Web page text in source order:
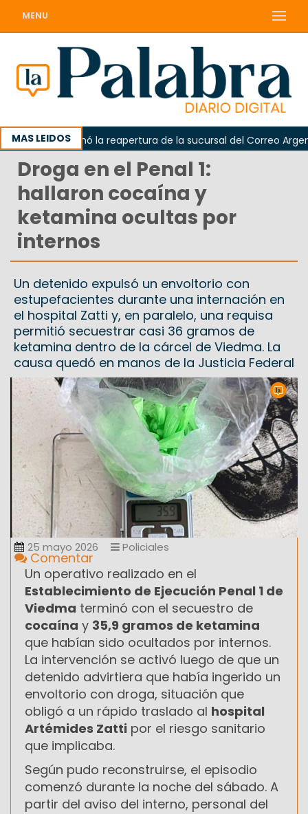
MENU
MAS LEIDOS
reclamó la reapertura de la sucursal del Correo
Droga en el Penal 1:
hallaron cocaína y
ketamina ocultas por
internos
Un detenido expulsó un envoltorio con
estupefacientes durante una internación en
el hospital Zatti y, en paralelo, una requisa
permitió secuestrar casi 36 gramos de
ketamina dentro de la cárcel de Viedma. La
causa quedó en manos de la Justicia Federal
25 mayo 2026 Policiales
Comentar
Un operativo realizado en el
Establecimiento de Ejecución Penal 1 de
Viedma terminó con el secuestro de
cocaína y 35,9 gramos de ketamina
que habían sido ocultados por internos.
La intervención se activó luego de que un
detenido advirtiera que había ingerido un
envoltorio con droga, situación que
obligó a un rápido traslado al hospital
Artémides Zatti por el riesgo sanitario
que implicaba.
Según pudo reconstruirse, el episodio
comenzó durante la noche del sábado. A
partir del aviso del interno, personal del